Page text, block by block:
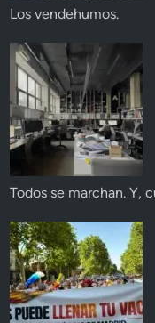
Los vendehumos.
Todos se marchan. Y,